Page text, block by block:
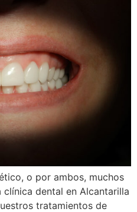
o por ambos, muchos
clínica dental en Alcantarilla
tratamientos de